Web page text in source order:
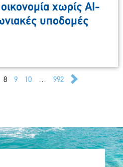
χωρίς AI-
υποδομές
8 9 10 … 992